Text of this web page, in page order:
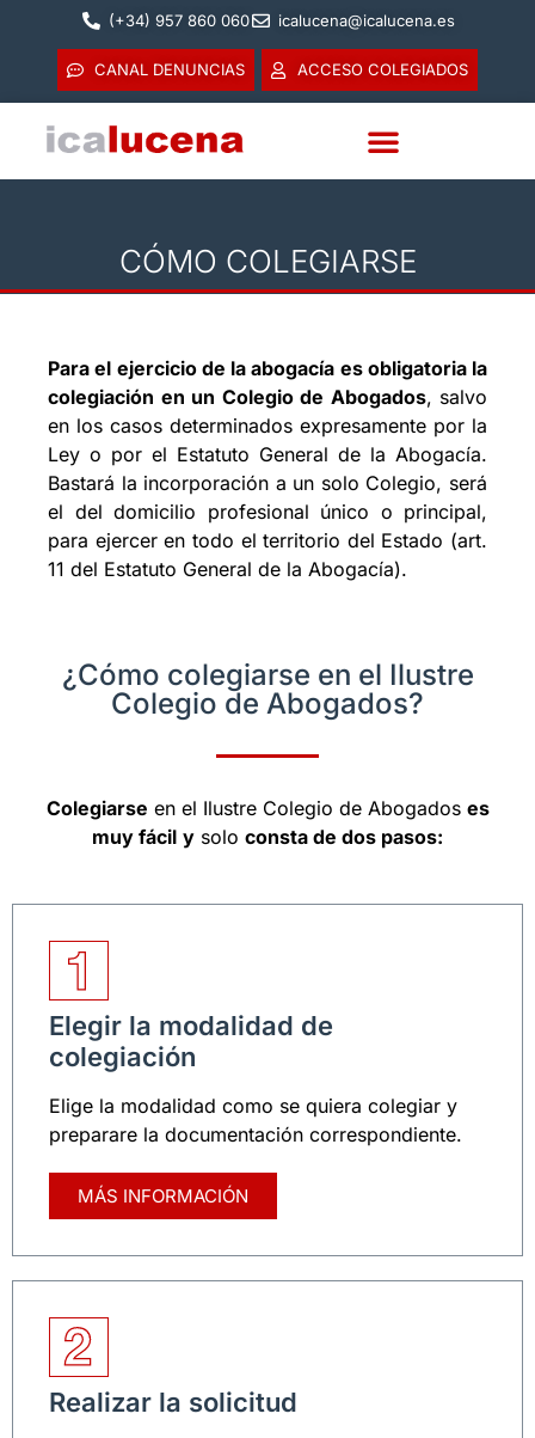
(+34) 957 860 060 icalucena@icalucena.es
CANAL DENUNCIAS ACCESO COLEGIADOS
CÓMO COLEGIARSE
Para el ejercicio de la abogacía es obligatoria la
colegiación en un Colegio de Abogados, salvo
en los casos determinados expresamente por la
Ley o por el Estatuto General de la Abogacía.
Bastará la incorporación a un solo Colegio, será
el del domicilio profesional único o principal,
para ejercer en todo el territorio del Estado (art.
11 del Estatuto General de la Abogacía).
¿Cómo colegiarse en el Ilustre
Colegio de Abogados?
Colegiarse en el Ilustre Colegio de Abogados es
muy fácil y solo consta de dos pasos:
Elegir la modalidad de
colegiación
Elige la modalidad como se quiera colegiar y
preparare la documentación correspondiente.
MÁS INFORMACIÓN
Realizar la solicitud